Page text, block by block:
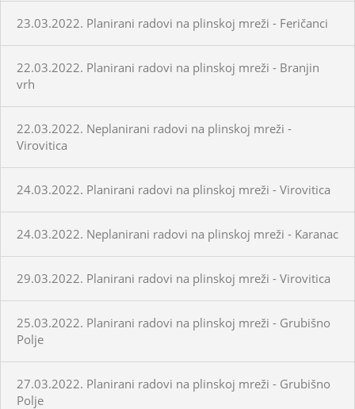
23.03.2022. Planirani radovi na plinskoj mreži - Feričanci
22.03.2022. Planirani radovi na plinskoj mreži - Branjin
vrh
22.03.2022. Neplanirani radovi na plinskoj mreži -
Virovitica
24.03.2022. Planirani radovi na plinskoj mreži - Virovitica
24.03.2022. Neplanirani radovi na plinskoj mreži - Karanac
29.03.2022. Planirani radovi na plinskoj mreži - Virovitica
25.03.2022. Planirani radovi na plinskoj mreži - Grubišno
Polje
27.03.2022. Planirani radovi na plinskoj mreži - Grubišno
Polje